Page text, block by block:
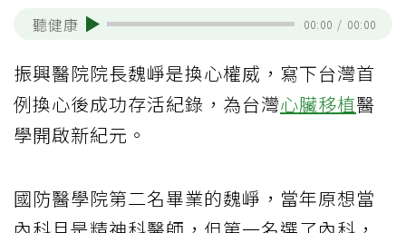
聽健康 00:00 / 00:00
振興醫院院長魏崢是換心權威，寫下台灣首
例換心後成功存活紀錄，為台灣心臟移植醫
學開啟新紀元。
國防醫學院第二名畢業的魏崢，當年原想當